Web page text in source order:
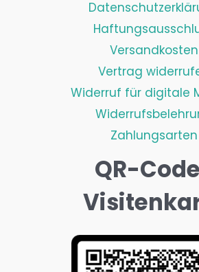
Versandkosten
Vertrag
Widerruf für digitale
Zahlungsarten
QR-